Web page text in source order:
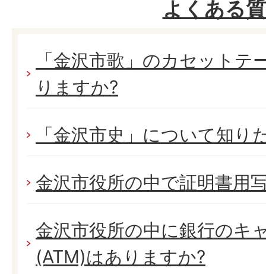
よくある
「金沢市歌」のカセットテ
りますか?
「金沢市史」について知り
金沢市役所の中で証明書用
金沢市役所の中に銀行のキ
(ATM)はありますか?